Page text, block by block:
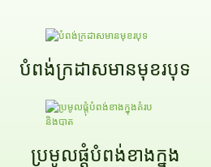
បំពង់ក្រដាសមានមុខរបុទ
ប្រមូលផ្តុំបំពង់ខាងក្នុង